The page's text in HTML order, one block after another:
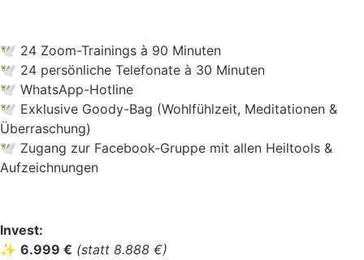
🕊 24 Zoom-Trainings à 90 Minuten
🕊 24 persönliche Telefonate à 30 Minuten
🕊 WhatsApp-Hotline
🕊 Exklusive Goody-Bag (Wohlfühlzeit, Meditationen &
Überraschung)
🕊 Zugang zur Facebook-Gruppe mit allen Heiltools &
Aufzeichnungen
Invest:
✨ 6.999 € (statt 8.888 €)